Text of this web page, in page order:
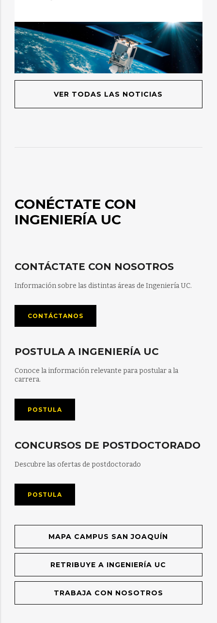
VER TODAS LAS NOTICIAS
CONÉCTATE CON
INGENIERÍA UC
CONTÁCTATE CON NOSOTROS
Información sobre las distintas áreas de Ingeniería UC.
CONTÁCTANOS
POSTULA A INGENIERÍA UC
Conoce la información relevante para postular a la
carrera.
POSTULA
CONCURSOS DE POSTDOCTORADO
Descubre las ofertas de postdoctorado
POSTULA
MAPA CAMPUS SAN JOAQUÍN
RETRIBUYE A INGENIERÍA UC
TRABAJA CON NOSOTROS